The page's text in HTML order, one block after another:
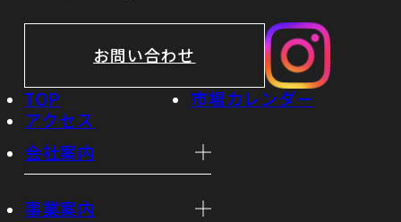
お問い合わせ
TOP
市場カレンダー
アクセス
会社案内
事業案内